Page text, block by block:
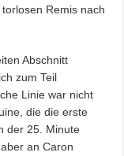
Remis nach
Abschnitt
zum Teil
Linie war nicht
die die erste
der 25. Minute
an Caron